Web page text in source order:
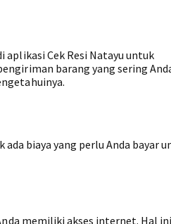
Cek Resi Natayu untuk
barang yang sering
biaya yang perlu Anda bayar
memiliki akses internet. Hal ini